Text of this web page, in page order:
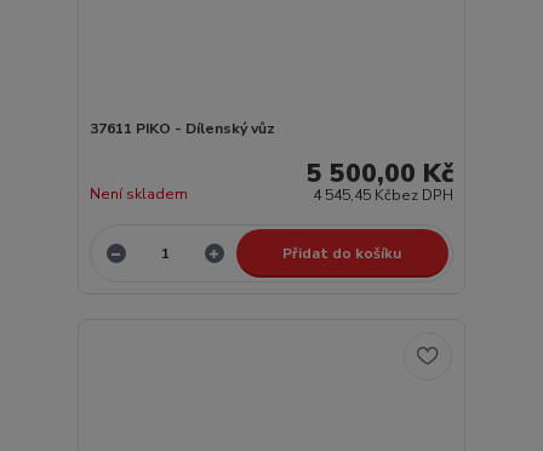
37611 PIKO - Dílenský vůz
5 500,00 Kč
4 545,45 Kčbez DPH
Není skladem
Přidat do košíku